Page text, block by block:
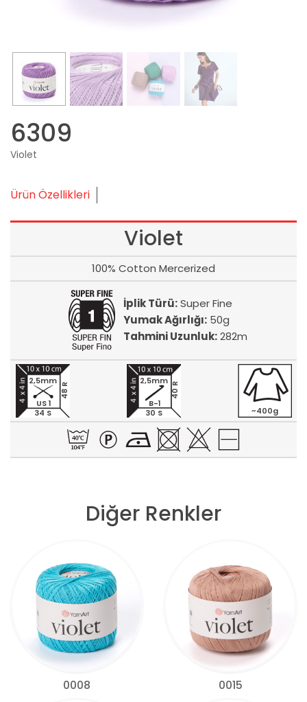
6309
Violet
Ürün Özellikleri
Violet
100% Cotton Mercerized
İplik Türü:Super Fine
Yumak Ağırlığı:50g
Tahmini Uzunluk:282m
34 S
48 R
2,5mm
US 1
30 S
40 R
2,5mm
B-1
~400g
Diğer Renkler
0008 0015